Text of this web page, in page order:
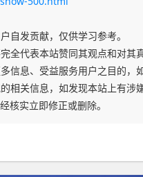
自发贡献，仅供学习参考。
代表本站赞同其观点和对其真
息、受益服务用户之目的，
相关信息，如发现本站上有涉
实立即修正或删除。